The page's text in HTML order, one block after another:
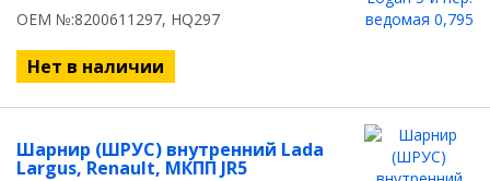
OEM №:8200611297, HQ297
Нет в наличии
Шарнир (ШРУС) внутренний Lada
Largus, Renault, МКПП JR5